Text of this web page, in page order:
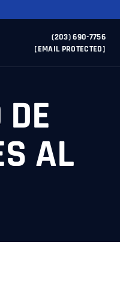
(203) 690-7756
[EMAIL PROTECTED]
AL